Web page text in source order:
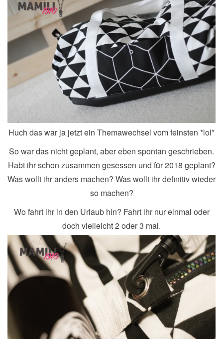
Huch das war ja jetzt ein Themawechsel vom feinsten *lol*
So war das nicht geplant, aber eben spontan geschrieben.
Habt ihr schon zusammen gesessen und für 2018 geplant?
Was wollt ihr anders machen? Was wollt ihr definitiv wieder
so machen?
Wo fahrt ihr in den Urlaub hin? Fahrt ihr nur einmal oder
doch vielleicht 2 oder 3 mal.